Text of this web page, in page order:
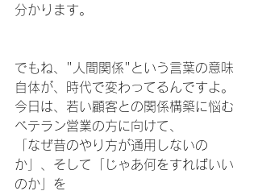
分かります。
でもね、"人間関係"という言葉の意味
自体が、時代で変わってるんですよ。
今日は、若い顧客との関係構築に悩む
ベテラン営業の方に向けて、
「なぜ昔のやり方が通用しないの
か」、そして「じゃあ何をすればいい
のか」を